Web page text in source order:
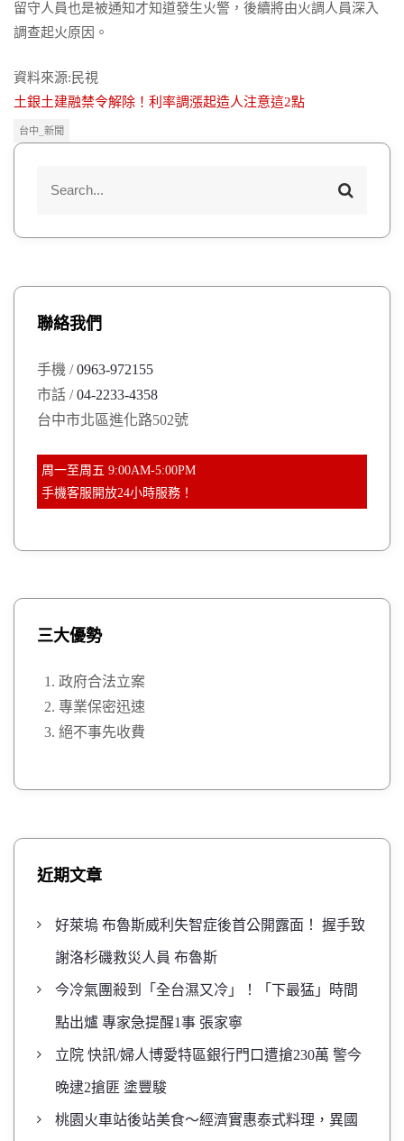
留守人員也是被通知才知道發生火警，後續將由火調人員深入
調查起火原因。
資料來源:民視
土銀土建融禁令解除！利率調漲起造人注意這2點
台中_新聞
f
:
S
r
聯絡我們
手機 /0963-972155
市話 /04-2233-4358
台中市北區進化路502號
周一至周五 9:00AM-5:00PM
手機客服開放24小時服務！
三大優勢
政府合法立案
專業保密迅速
絕不事先收費
近期文章
好萊塢 布魯斯威利失智症後首公開露面！ 握手致
謝洛杉磯救災人員 布魯斯
今冷氣團殺到「全台濕又冷」！「下最猛」時間
點出爐 專家急提醒1事 張家寧
立院 快訊/婦人博愛特區銀行門口遭搶230萬 警今
晚逮2搶匪 塗豐駿
桃園火車站後站美食～經濟實惠泰式料理，異國